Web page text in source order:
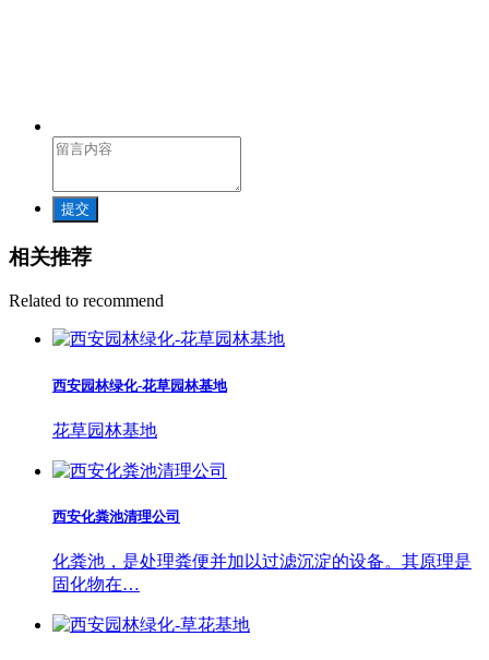
提交
相关推荐
Related to recommend
西安园林绿化-花草园林基地
花草园林基地
西安化粪池清理公司
化粪池，是处理粪便并加以过滤沉淀的设备。其原理是
固化物在…